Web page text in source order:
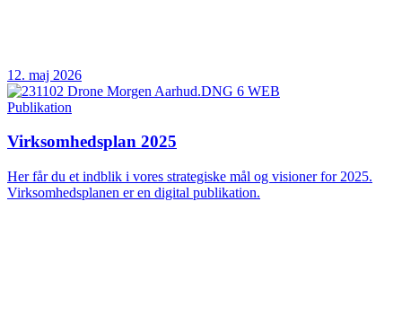
12. maj 2026
Publikation
Virksomhedsplan 2025
Her får du et indblik i vores strategiske mål og visioner for 2025.
Virksomhedsplanen er en digital publikation.